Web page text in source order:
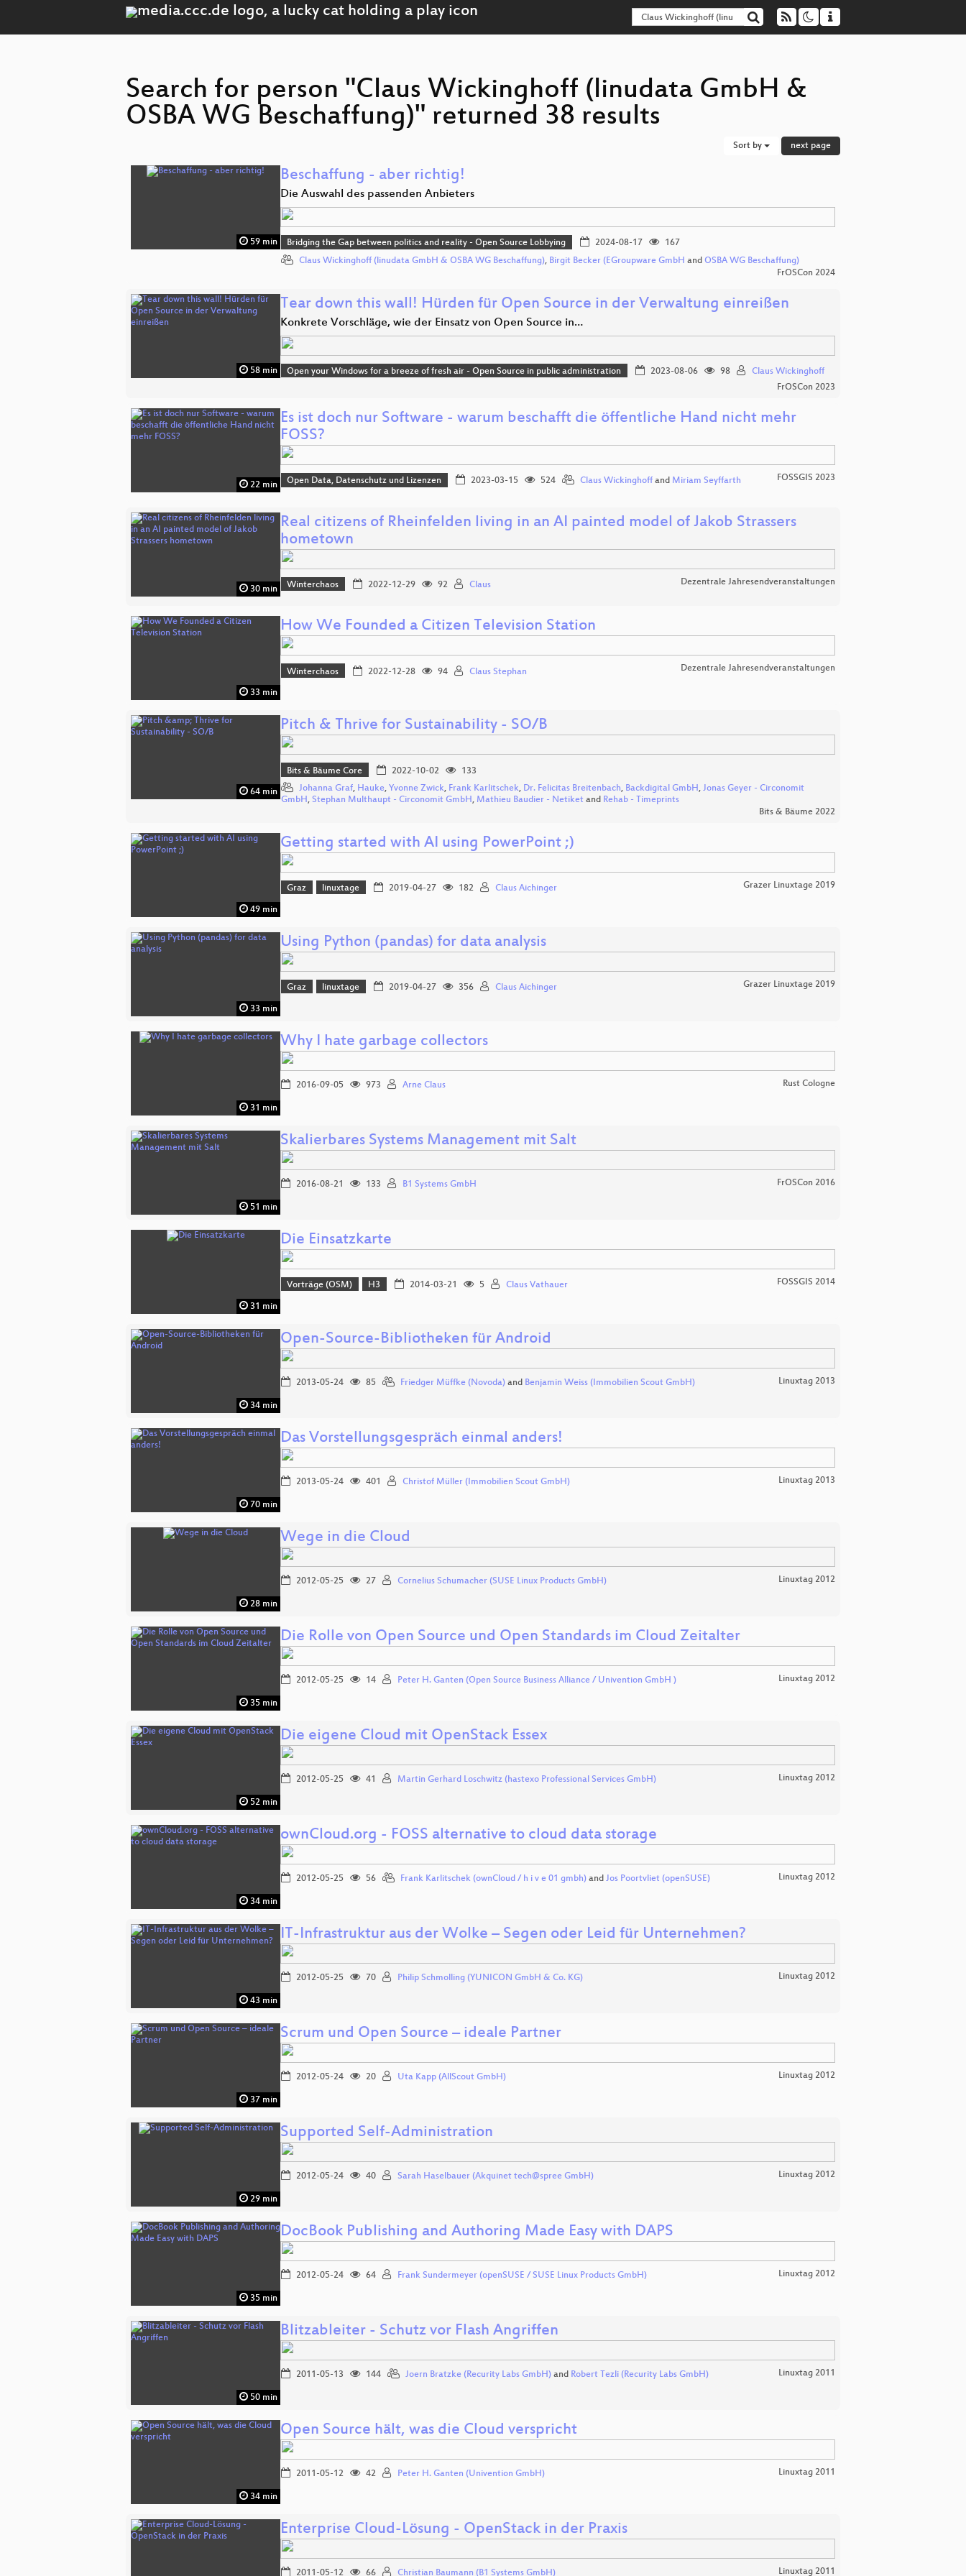
Search for person "Claus Wickinghoff (linudata GmbH &
OSBA WG Beschaffung)" returned 38 results
Sort by next page
59 min
Beschaffung - aber richtig!
Die Auswahl des passenden Anbieters
Bridging the Gap between politics and reality - Open Source Lobbying 2024-08-17
167
Claus Wickinghoff (linudata GmbH & OSBA WG Beschaffung), Birgit Becker (EGroupware GmbH and OSBA WG Beschaffung)
FrOSCon 2024
58 min
Tear down this wall! Hürden für Open Source in der Verwaltung einreißen
Konkrete Vorschläge, wie der Einsatz von Open Source in…
Open your Windows for a breeze of fresh air - Open Source in public administration 2023-08-06 98
Claus Wickinghoff
FrOSCon 2023
22 min
Es ist doch nur Software - warum beschafft die öffentliche Hand nicht mehr
FOSS?
Open Data, Datenschutz und Lizenzen 2023-03-15 524 Claus Wickinghoffand Miriam Seyffarth FOSSGIS 2023
30 min
Real citizens of Rheinfelden living in an AI painted model of Jakob Strassers
hometown
Winterchaos 2022-12-29 92 Claus Dezentrale Jahresendveranstaltungen
33 min
How We Founded a Citizen Television Station
Winterchaos 2022-12-28 94 Claus Stephan Dezentrale Jahresendveranstaltungen
64 min
Pitch & Thrive for Sustainability - SO/B
Bits & Bäume Core 2022-10-02
133
Johanna Graf, Hauke, Yvonne Zwick, Frank Karlitschek, Dr. Felicitas Breitenbach, Backdigital GmbH, Jonas Geyer - Circonomit
GmbH, Stephan Multhaupt - Circonomit GmbH, Mathieu Baudier - Netiket and Rehab - Timeprints
Bits & Bäume 2022
49 min
Getting started with AI using PowerPoint ;)
Graz linuxtage 2019-04-27 182 Claus Aichinger Grazer Linuxtage 2019
33 min
Using Python (pandas) for data analysis
Graz linuxtage 2019-04-27 356 Claus Aichinger Grazer Linuxtage 2019
31 min
Why I hate garbage collectors
2016-09-05 973 Arne Claus Rust Cologne
51 min
Skalierbares Systems Management mit Salt
2016-08-21 133 B1 Systems GmbH FrOSCon 2016
31 min
Die Einsatzkarte
Vorträge (OSM) H3 2014-03-21 5 Claus Vathauer FOSSGIS 2014
34 min
Open-Source-Bibliotheken für Android
2013-05-24 85 Friedger Müffke (Novoda) and Benjamin Weiss (Immobilien Scout GmbH) Linuxtag 2013
70 min
Das Vorstellungsgespräch einmal anders!
2013-05-24 401 Christof Müller (Immobilien Scout GmbH) Linuxtag 2013
28 min
Wege in die Cloud
2012-05-25 27 Cornelius Schumacher (SUSE Linux Products GmbH) Linuxtag 2012
35 min
Die Rolle von Open Source und Open Standards im Cloud Zeitalter
2012-05-25 14 Peter H. Ganten (Open Source Business Alliance / Univention GmbH ) Linuxtag 2012
52 min
Die eigene Cloud mit OpenStack Essex
2012-05-25 41 Martin Gerhard Loschwitz (hastexo Professional Services GmbH) Linuxtag 2012
34 min
ownCloud.org - FOSS alternative to cloud data storage
2012-05-25 56 Frank Karlitschek (ownCloud / h i v e 01 gmbh) and Jos Poortvliet (openSUSE) Linuxtag 2012
43 min
IT-Infrastruktur aus der Wolke – Segen oder Leid für Unternehmen?
2012-05-25 70 Philip Schmolling (YUNICON GmbH & Co. KG) Linuxtag 2012
37 min
Scrum und Open Source – ideale Partner
2012-05-24 20 Uta Kapp (AllScout GmbH) Linuxtag 2012
29 min
Supported Self-Administration
2012-05-24 40 Sarah Haselbauer (Akquinet tech@spree GmbH) Linuxtag 2012
35 min
DocBook Publishing and Authoring Made Easy with DAPS
2012-05-24 64 Frank Sundermeyer (openSUSE / SUSE Linux Products GmbH) Linuxtag 2012
50 min
Blitzableiter - Schutz vor Flash Angriffen
2011-05-13 144 Joern Bratzke (Recurity Labs GmbH) and Robert Tezli (Recurity Labs GmbH) Linuxtag 2011
34 min
Open Source hält, was die Cloud verspricht
2011-05-12 42 Peter H. Ganten (Univention GmbH) Linuxtag 2011
Enterprise Cloud-Lösung - OpenStack in der Praxis
2011-05-12 66 Christian Baumann (B1 Systems GmbH) Linuxtag 2011